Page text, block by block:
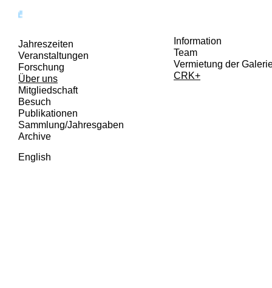
Jahreszeiten
Veranstaltungen
Forschung
Über uns
Mitgliedschaft
Besuch
Publikationen
Sammlung/Jahresgaben
Archive
English
Information
Team
Vermietung der
CRK+